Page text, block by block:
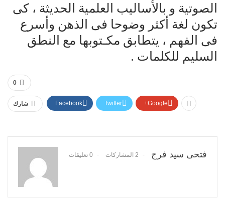
الصوتية و بالأساليب العلمية الحديثة ، كى
تكون لغة أكثر وضوحا فى الذهن وأسرع
فى الفهم ، يتطابق مكـتوبها مع النطق
السليم للكلمات .
0
شارك Facebook Twitter Google+
فتحى سيد فرج 2 المشاركات 0 تعليقات